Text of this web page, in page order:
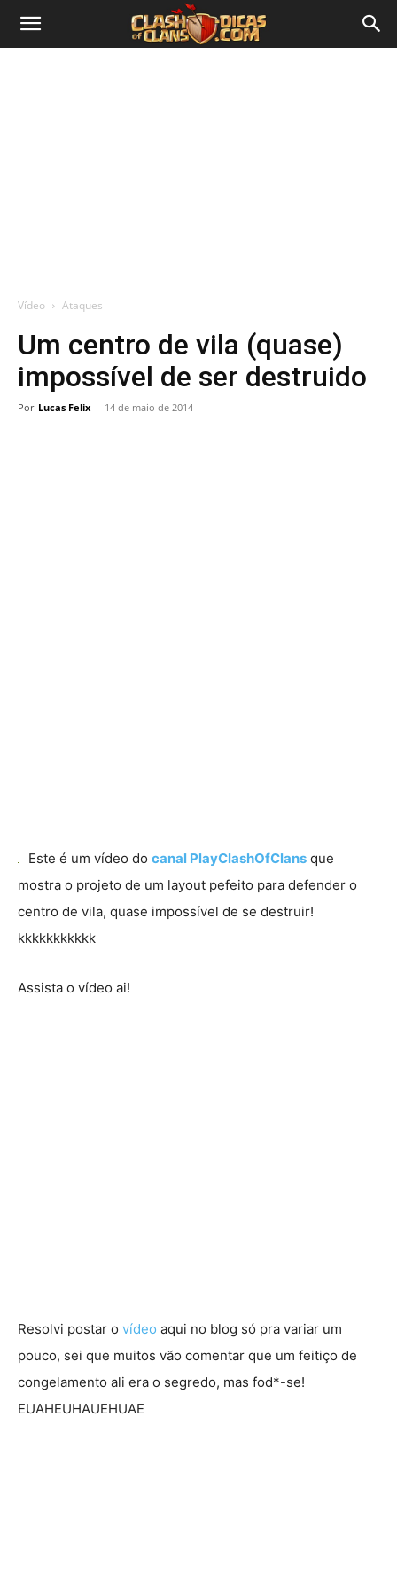
Vídeo Ataques
Um centro de vila (quase)
impossível de ser destruido
Por Lucas Felix - 14 de maio de 2014
Este é um vídeo do canal PlayClashOfClans que
mostra o projeto de um layout pefeito para defender o
centro de vila, quase impossível de se destruir!
kkkkkkkkkkk
Assista o vídeo ai!
Resolvi postar o vídeo aqui no blog só pra variar um
pouco, sei que muitos vão comentar que um feitiço de
congelamento ali era o segredo, mas fod*-se!
EUAHEUHAUEHUAE